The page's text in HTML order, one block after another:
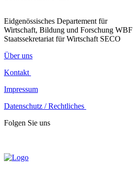
Eidgenössisches Departement für
Wirtschaft, Bildung und Forschung WBF
Staatssekretariat für Wirtschaft SECO
Über uns
Kontakt
Impressum
Datenschutz / Rechtliches
Folgen Sie uns